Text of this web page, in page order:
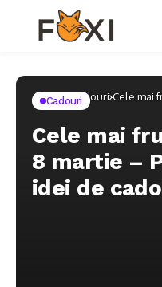
Home Cadouri Cele mai
Cadouri
Cele mai
8 martie –
idei de